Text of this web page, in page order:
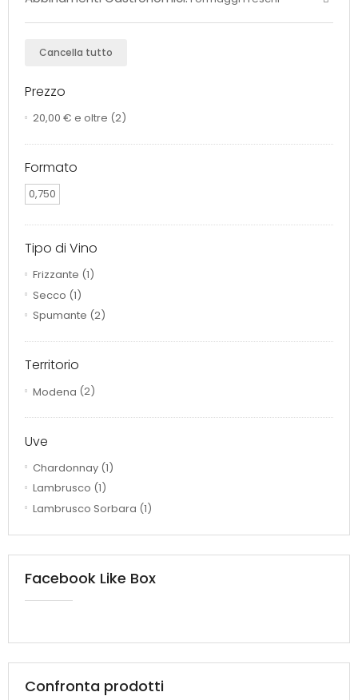
Cancella tutto
Prezzo
20,00 € e oltre (2)
Formato
0,750
Tipo di Vino
Frizzante (1)
Secco (1)
Spumante (2)
Territorio
Modena (2)
Uve
Chardonnay (1)
Lambrusco (1)
Lambrusco Sorbara (1)
Facebook Like Box
Confronta prodotti